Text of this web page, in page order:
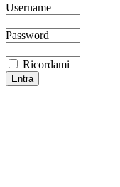
Username
Password
Ricordami